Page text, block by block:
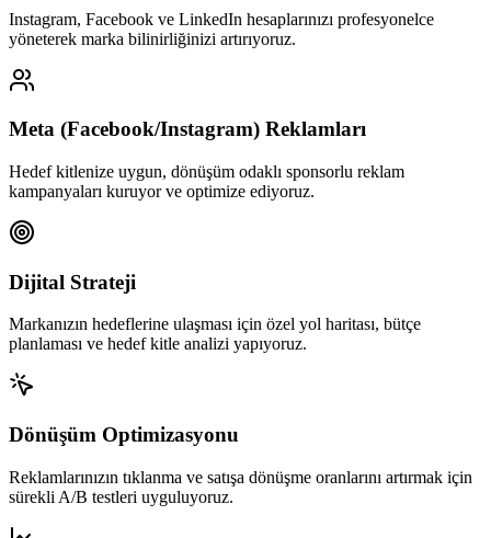
Instagram, Facebook ve LinkedIn hesaplarınızı profesyonelce
yöneterek marka bilinirliğinizi artırıyoruz.
Meta (Facebook/Instagram) Reklamları
Hedef kitlenize uygun, dönüşüm odaklı sponsorlu reklam
kampanyaları kuruyor ve optimize ediyoruz.
Dijital Strateji
Markanızın hedeflerine ulaşması için özel yol haritası, bütçe
planlaması ve hedef kitle analizi yapıyoruz.
Dönüşüm Optimizasyonu
Reklamlarınızın tıklanma ve satışa dönüşme oranlarını artırmak için
sürekli A/B testleri uyguluyoruz.